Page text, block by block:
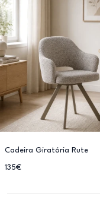
Cadeira Giratória Rute
135€